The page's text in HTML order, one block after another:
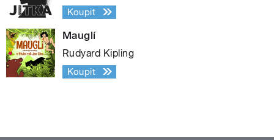
Koupit
Mauglí
Rudyard Kipling
Koupit